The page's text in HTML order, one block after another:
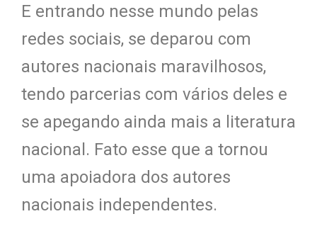
E entrando nesse mundo pelas
redes sociais, se deparou com
autores nacionais maravilhosos,
tendo parcerias com vários deles e
se apegando ainda mais a literatura
nacional. Fato esse que a tornou
uma apoiadora dos autores
nacionais independentes.